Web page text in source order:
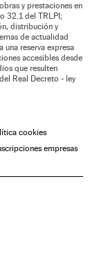
y prestaciones en
32.1 del TRLPI;
distribución y
de actualidad
una reserva expresa
accesibles desde
que resulten
Real Decreto - ley
cookies
empresas